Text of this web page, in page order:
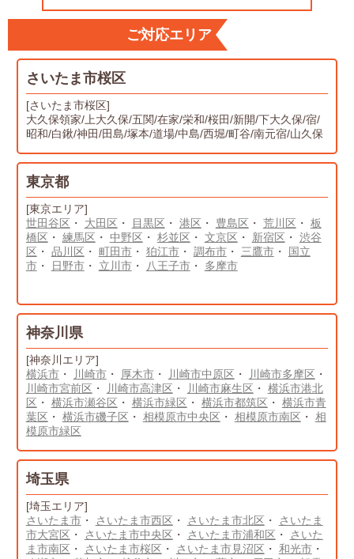
ご対応エリア
さいたま市桜区
[さいたま市桜区]
大久保領家/上大久保/五関/在家/栄和/桜田/新開/下大久保/宿/
昭和/白鍬/神田/田島/塚本/道場/中島/西堀/町谷/南元宿/山久保
東京都
[東京エリア]
世田谷区 ・ 大田区 ・ 目黒区 ・ 港区 ・ 豊島区 ・ 荒川区 ・ 板
橋区 ・ 練馬区 ・ 中野区 ・ 杉並区 ・ 文京区 ・ 新宿区 ・ 渋谷
区 ・ 品川区 ・ 町田市・ 狛江市・ 調布市・ 三鷹市・
国立
市・ 日野市・ 立川市・ 八王子市・ 多摩市
神奈川県
[神奈川エリア]
横浜市・ 川崎市・ 厚木市・ 川崎市中原区 ・ 川崎市多摩区 ・
川崎市宮前区 ・ 川崎市高津区 ・ 川崎市麻生区 ・ 横浜市港北
区 ・ 横浜市瀬谷区 ・ 横浜市緑区 ・ 横浜市都筑区 ・ 横浜市青
葉区 ・ 横浜市磯子区 ・ 相模原市中央区 ・ 相模原市南区 ・ 相
模原市緑区
埼玉県
[埼玉エリア]
さいたま市・ さいたま市西区 ・ さいたま市北区 ・
さいたま
市大宮区 ・ さいたま市中央区 ・ さいたま市浦和区 ・
さいた
ま市南区 ・ さいたま市桜区 ・ さいたま市見沼区 ・ 和光市・